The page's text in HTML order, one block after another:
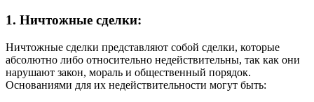
1. Ничтожные сделки:
Ничтожные сделки представляют собой сделки, которые
абсолютно либо относительно недействительны, так как они
нарушают закон, мораль и общественный порядок.
Основаниями для их недействительности могут быть: